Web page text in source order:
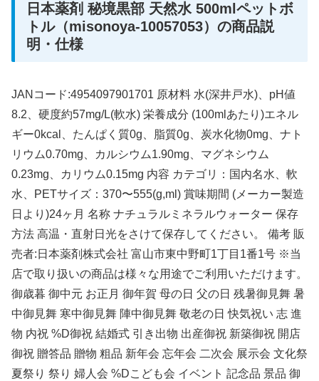
日本薬剤 秘境黒部 天然水 500mlペットボ
トル（misonoya-10057053）の商品説
明・仕様
JANコード:4954097901701 原材料 水(深井戸水)、pH値
8.2、硬度約57mg/L(軟水) 栄養成分 (100mlあたり)エネル
ギー0kcal、たんぱく質0g、脂質0g、炭水化物0mg、ナト
リウム0.70mg、カルシウム1.90mg、マグネシウム
0.23mg、カリウム0.15mg 内容 カテゴリ：国内名水、軟
水、PETサイズ：370〜555(g,ml) 賞味期間 (メーカー製造
日より)24ヶ月 名称 ナチュラルミネラルウォーター 保存
方法 高温・直射日光をさけて保存してください。 備考 販
売者:日本薬剤株式会社 富山市東中野町1丁目1番1号 ※当
店で取り扱いの商品は様々な用途でご利用いただけます。
御歳暮 御中元 お正月 御年賀 母の日 父の日 残暑御見舞 暑
中御見舞 寒中御見舞 陣中御見舞 敬老の日 快気祝い 志 進
物 内祝 %D御祝 結婚式 引き出物 出産御祝 新築御祝 開店
御祝 贈答品 贈物 粗品 新年会 忘年会 二次会 展示会 文化祭
夏祭り 祭り 婦人会 %Dこども会 イベント 記念品 景品 御